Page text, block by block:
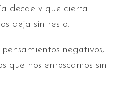
decae y que cierta
deja sin resto.
negativos,
que nos enroscamos sin